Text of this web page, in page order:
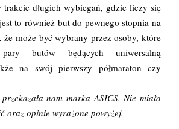
długich wybiegań, gdzie liczy się
to również but do pewnego stopnia na
że może być wybrany przez osoby, które
butów będących uniwersalną
na swój pierwszy półmaraton czy
nam marka ASICS. Nie miała
oraz opinie wyrażone powyżej.